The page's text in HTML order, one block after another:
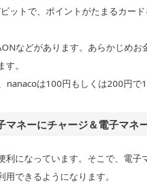
ットで、ポイントがたまるカード
などがあります。あらかじめ
。
は100円もしくは200円で
ネーにチャージ＆電子マネ
利になっています。そこで、電
できるようになります。